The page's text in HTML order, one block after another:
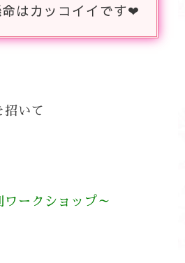
はカッコイイです❤
いて
ークショップ～